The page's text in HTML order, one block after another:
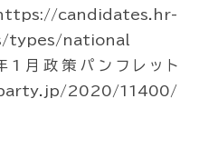
candidates.hr-
types/national
月政策パンフレット
2020/11400/